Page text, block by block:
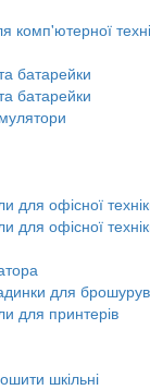
комп'ютерної
батарейки
батарейки
для офісної
для офісної
для
для принтерів
шкільні